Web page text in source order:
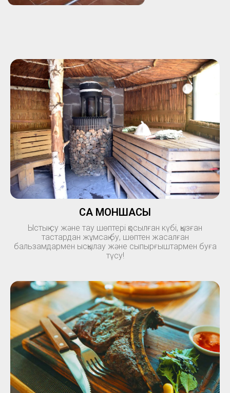
САҚ МОНШАСЫ
Ыстық су және тау шөптері қосылған күбі, қызған
тастардан жұмсақ бу, шөптен жасалған
бальзамдармен ысқылау және сыпырғыштармен буға
түсу!